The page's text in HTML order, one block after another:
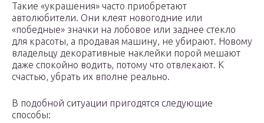
Такие «украшения» часто приобретают
автолюбители. Они клеят новогодние или
«победные» значки на лобовое или заднее стекло
для красоты, а продавая машину, не убирают. Новому
владельцу декоративные наклейки порой мешают
даже спокойно водить, потому что отвлекают. К
счастью, убрать их вполне реально.
В подобной ситуации пригодятся следующие
способы: